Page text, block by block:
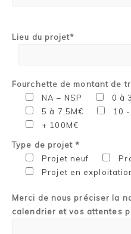
Lieu du projet*
Fourchette de montant de
NA – NSP
0 à
5 à 7,5M€
10
+ 100M€
Type de projet *
Projet neuf
Projet en
Merci de nous préciser la
calendrier et vos attentes